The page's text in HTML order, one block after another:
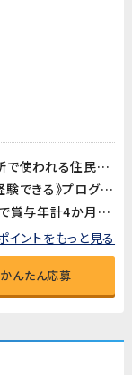
《社会を支えるシステムに携われる》市役所で使われる住民税・固定資産税などの税務基幹システムを支える仕事です。法改正や制度変更にも対応し、自治体業務をITでサポートするやりがいのあるポジションです。
《開発から保守・ヘルプデスクまで幅広く経験できる》プログラム改修・機能追加から、SQLを使ったデータ操作・問い合わせ対応まで担当。技術力とコミュニケーション力の両方を活かせます。
《賞与年2回・昇給・退職金あり》前年実績で賞与年計4か月分、昇給年1回（6月）。正社員として腰を据えて長期的なキャリアを築ける環境です。
イントをもっと見る
かんたん応募